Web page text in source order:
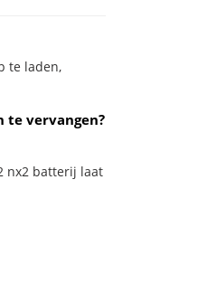
te laden,
te vervangen?
nx2 batterij laat